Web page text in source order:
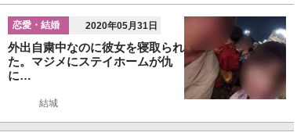
恋愛・結婚 2020年05月31日
外出自粛中なのに彼女を寝取られ
た。マジメにステイホームが仇
に…
結城